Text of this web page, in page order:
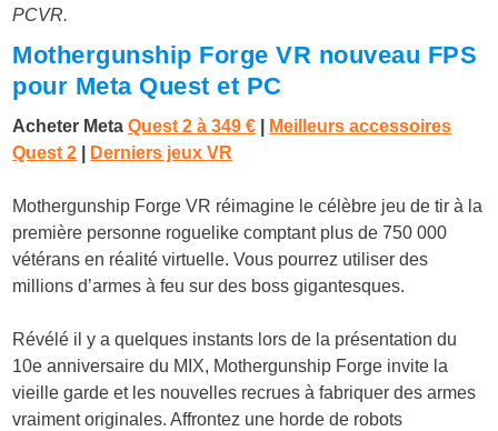
PCVR.
Mothergunship Forge VR nouveau FPS
pour Meta Quest et PC
Acheter Meta Quest 2 à349 €
Meilleurs accessoires
Quest 2
Derniers jeux VR
Mothergunship Forge VR réimagine le célèbre jeu de tir à la
première personne roguelike comptant plus de 750 000
vétérans en réalité virtuelle. Vous pourrez utiliser des
millions d’armes à feu sur des boss gigantesques.
Révélé il y a quelques instants lors de la présentation du
10e anniversaire du MIX, Mothergunship Forge invite la
vieille garde et les nouvelles recrues à fabriquer des armes
vraiment originales. Affrontez une horde de robots